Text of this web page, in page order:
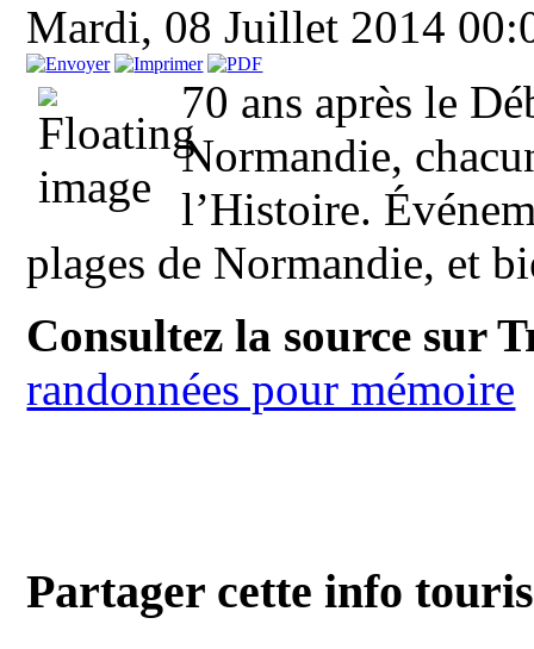
Mardi, 08 Juillet 2014
70 ans après le
Normandie,
l’Histoire.
plages de Normandie, et
Consultez la source sur
randonnées pour mémoire
Partager cette info